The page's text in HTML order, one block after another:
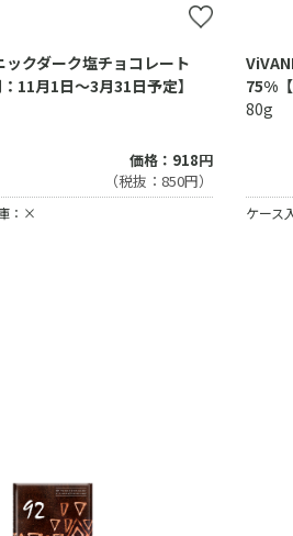
ックダーク塩チョコレート
11月1日～3月31日予定】
価格：918円
（税抜：850円）
：×
75%
80g
ケース